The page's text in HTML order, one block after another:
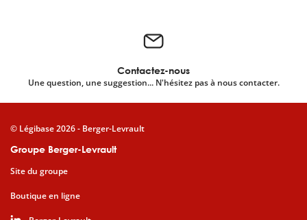
Contactez-nous
Une question, une suggestion... N'hésitez pas à nous contacter.
Groupe Berger-Levrault
Site du groupe
Boutique en ligne
© Légibase 2026 - Berger-Levrault